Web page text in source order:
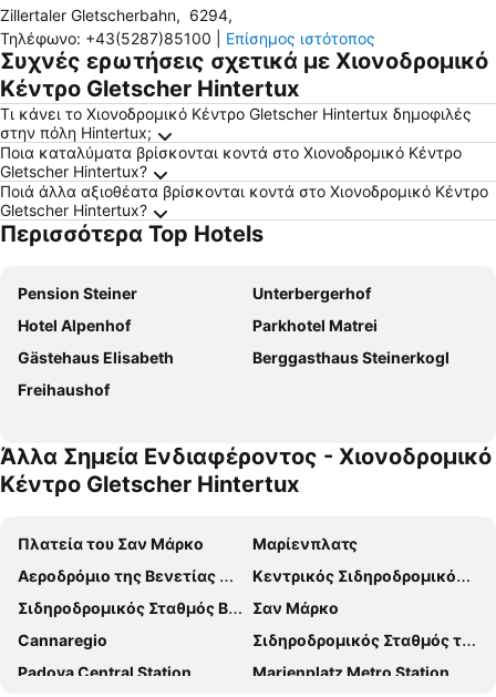
Zillertaler Gletscherbahn, 6294,
Τηλέφωνο: +43(5287)85100 Επίσημος ιστότοπος
Συχνές ερωτήσεις σχετικά με Χιονοδρομικό
Κέντρο Gletscher Hintertux
Τι κάνει το Χιονοδρομικό Κέντρο Gletscher Hintertux δημοφιλές
στην πόλη Hintertux;
Ποια καταλύματα βρίσκονται κοντά στο Χιονοδρομικό Κέντρο
Gletscher Hintertux?
Ποιά άλλα αξιοθέατα βρίσκονται κοντά στο Χιονοδρομικό Κέντρο
Gletscher Hintertux?
Περισσότερα Top Hotels
Pension Steiner
Unterbergerhof
Hotel Alpenhof
Parkhotel Matrei
Gästehaus Elisabeth
Berggasthaus Steinerkogl
Freihaushof
Άλλα Σημεία Ενδιαφέροντος - Χιονοδρομικό
Κέντρο Gletscher Hintertux
Πλατεία του Σαν Μάρκο
Μαρίενπλατς
Αεροδρόμιο της Βενετίας Μάρκο Πόλο
Κεντρικός Σιδηροδρομικός Σταθμός του Μονάχου
Σιδηροδρομικός Σταθμός Βενέτσια Μέστρε
Σαν Μάρκο
Cannaregio
Σιδηροδρομικός Σταθμός της Βενετίας Σάντα Λουτσία
Padova Central Station
Marienplatz Metro Station